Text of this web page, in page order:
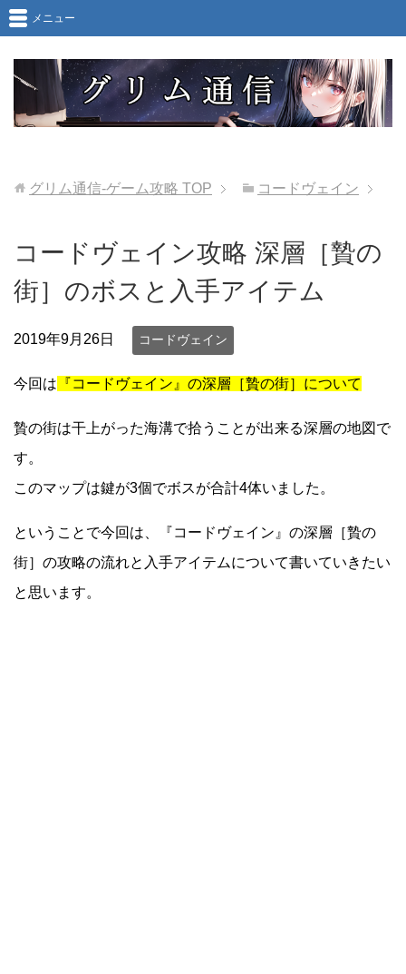
メニュー
グリム通信-ゲーム攻略 TOP コードヴェイン
コードヴェイン攻略 深層［贄の
街］のボスと入手アイテム
2019年9月26日 コードヴェイン
今回は 『コードヴェイン』の深層［贄の街］について
贄の街は干上がった海溝で拾うことが出来る深層の地図で
す。
このマップは鍵が3個でボスが合計4体いました。
ということで今回は、『コードヴェイン』の深層［贄の
街］の攻略の流れと入手アイテムについて書いていきたい
と思います。